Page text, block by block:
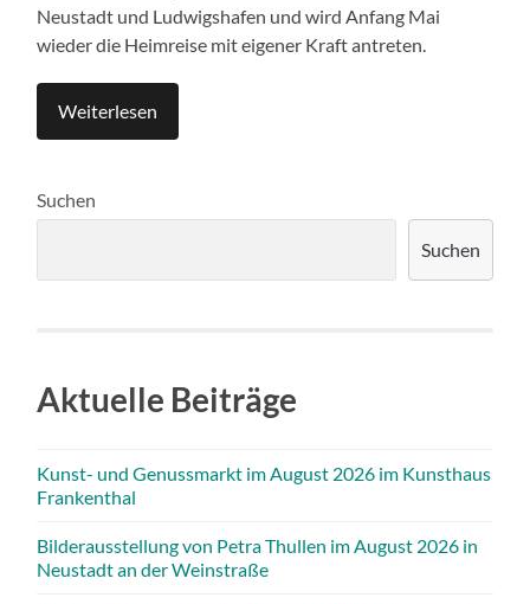
Neustadt und Ludwigshafen und wird Anfang Mai
wieder die Heimreise mit eigener Kraft antreten.
Weiterlesen
Suchen
Suchen
Aktuelle Beiträge
Kunst- und Genussmarkt im August 2026 im Kunsthaus
Frankenthal
Bilderausstellung von Petra Thullen im August 2026 in
Neustadt an der Weinstraße